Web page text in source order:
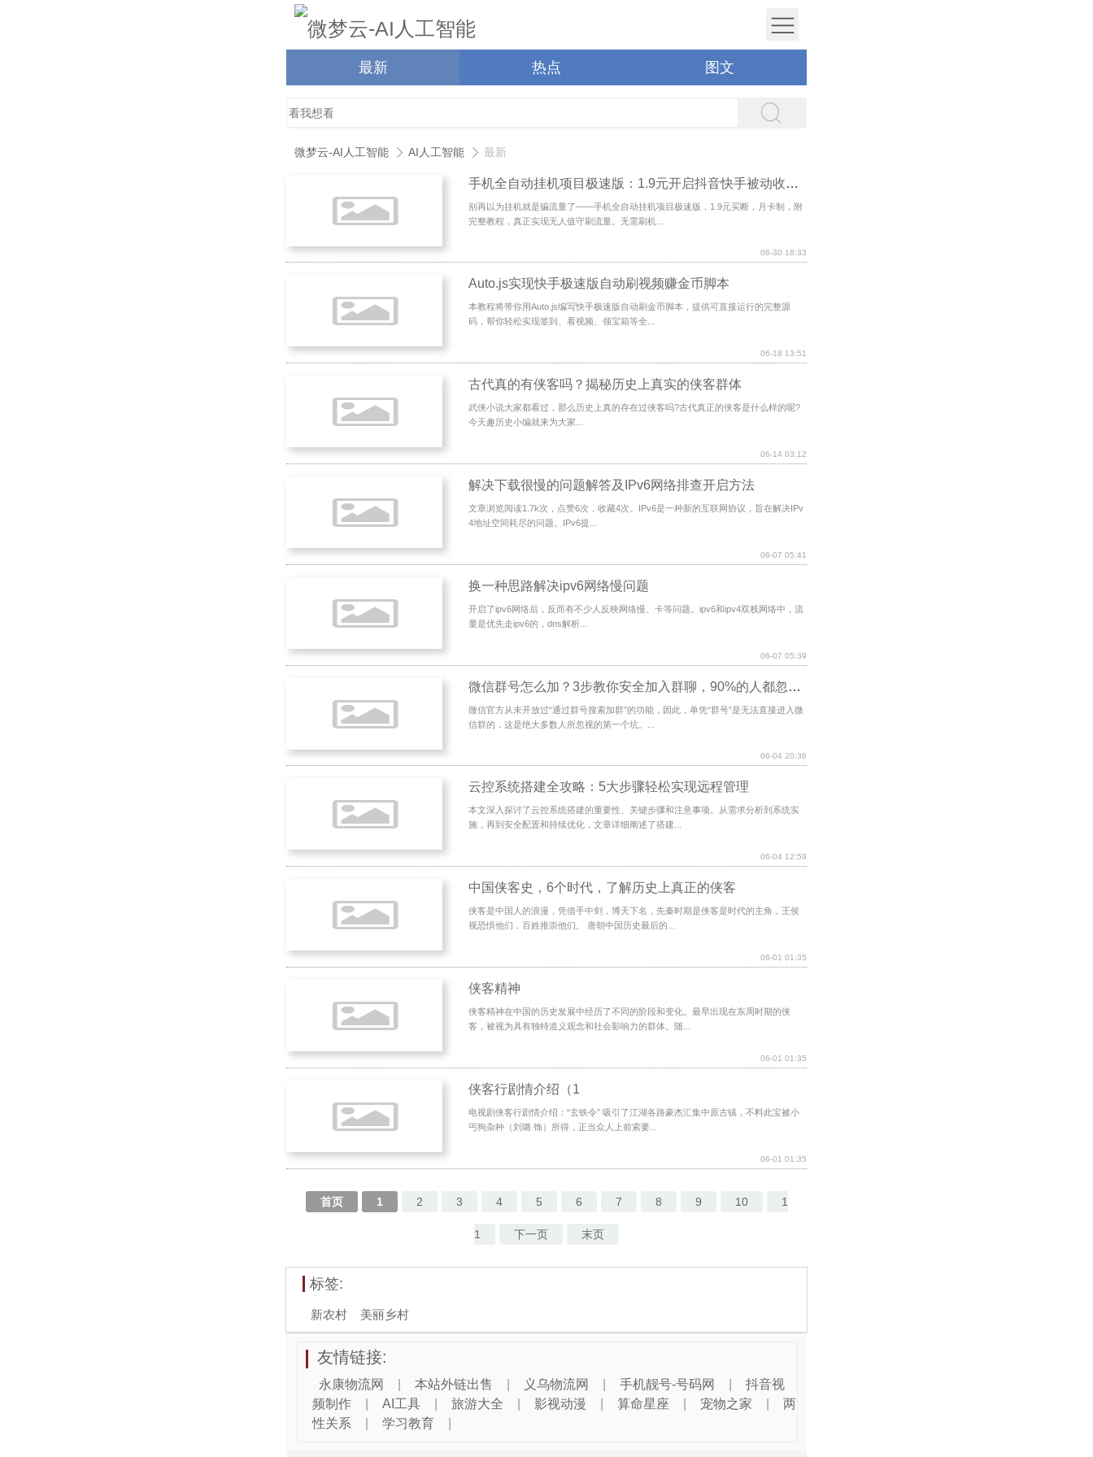
最新 热点 图文
微梦云-AI人工智能 AI人工智能 最新
手机全自动挂机项目极速版：1.9元开启抖音快手被动收益通道
别再以为挂机就是骗流量了——手机全自动挂机项目极速版，1.9元买断，月卡制，附
完整教程，真正实现无人值守刷流量。无需刷机...
06-30 18:33
Auto.js实现快手极速版自动刷视频赚金币脚本
本教程将带你用Auto.js编写快手极速版自动刷金币脚本，提供可直接运行的完整源
码，帮你轻松实现签到、看视频、领宝箱等全...
06-18 13:51
古代真的有侠客吗？揭秘历史上真实的侠客群体
武侠小说大家都看过，那么历史上真的存在过侠客吗?古代真正的侠客是什么样的呢?
今天趣历史小编就来为大家...
06-14 03:12
解决下载很慢的问题解答及IPv6网络排查开启方法
文章浏览阅读1.7k次，点赞6次，收藏4次。IPv6是一种新的互联网协议，旨在解决IPv
4地址空间耗尽的问题。IPv6提...
06-07 05:41
换一种思路解决ipv6网络慢问题
开启了ipv6网络后，反而有不少人反映网络慢、卡等问题。ipv6和ipv4双栈网络中，流
量是优先走ipv6的，dns解析...
06-07 05:39
微信群号怎么加？3步教你安全加入群聊，90%的人都忽视了这些细节！
微信官方从未开放过“通过群号搜索加群”的功能，因此，单凭“群号”是无法直接进入微
信群的，这是绝大多数人所忽视的第一个坑。...
06-04 20:36
云控系统搭建全攻略：5大步骤轻松实现远程管理
本文深入探讨了云控系统搭建的重要性、关键步骤和注意事项。从需求分析到系统实
施，再到安全配置和持续优化，文章详细阐述了搭建...
06-04 12:59
中国侠客史，6个时代，了解历史上真正的侠客
侠客是中国人的浪漫，凭借手中剑，博天下名，先秦时期是侠客是时代的主角，王侯
视恐惧他们，百姓推崇他们。 唐朝中国历史最后的...
06-01 01:35
侠客精神
侠客精神在中国的历史发展中经历了不同的阶段和变化。最早出现在东周时期的侠
客，被视为具有独特道义观念和社会影响力的群体。随...
06-01 01:35
侠客行剧情介绍（1
电视剧侠客行剧情介绍：“玄铁令” 吸引了江湖各路豪杰汇集中原古镇，不料此宝被小
丐狗杂种（刘璐 饰）所得，正当众人上前索要...
06-01 01:35
首页 1 2 3 4 5 6 7 8 9 10 1
1 下一页 末页
标签:
新农村 美丽乡村
友情链接:
永康物流网 本站外链出售 义乌物流网 手机靓号-号码网
抖音视
频制作
AI工具 旅游大全 影视动漫 算命星座 宠物之家
两
性关系
学习教育